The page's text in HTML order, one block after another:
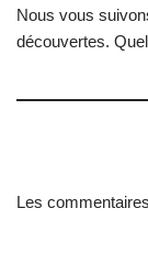
Nous vous
découvertes.
Les